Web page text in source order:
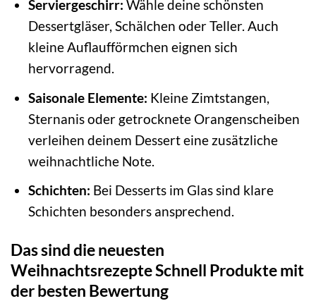
Serviergeschirr: Wähle deine schönsten
Dessertgläser, Schälchen oder Teller. Auch
kleine Auflaufförmchen eignen sich
hervorragend.
Saisonale Elemente: Kleine Zimtstangen,
Sternanis oder getrocknete Orangenscheiben
verleihen deinem Dessert eine zusätzliche
weihnachtliche Note.
Schichten: Bei Desserts im Glas sind klare
Schichten besonders ansprechend.
Das sind die neuesten
Weihnachtsrezepte Schnell Produkte mit
der besten Bewertung